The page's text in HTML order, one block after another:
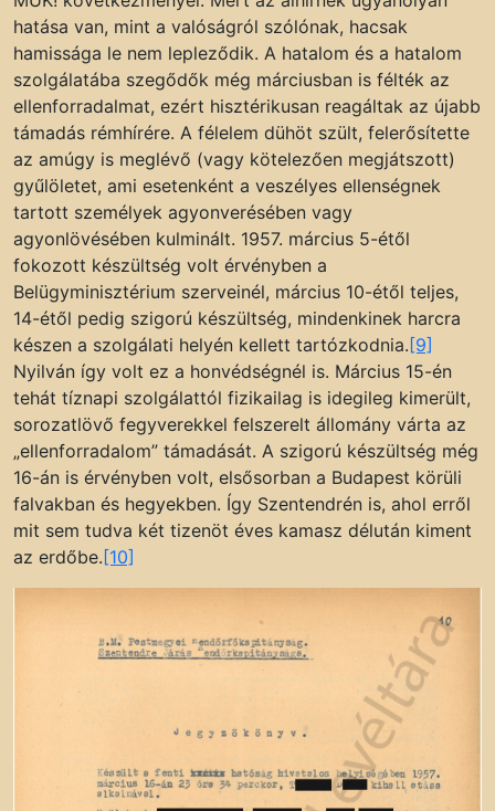
hatása van, mint a valóságról szólónak, hacsak
hamissága le nem lepleződik. A hatalom és a hatalom
szolgálatába szegődők még márciusban is félték az
ellenforradalmat, ezért hisztérikusan reagáltak az újabb
támadás rémhírére. A félelem dühöt szült, felerősítette
az amúgy is meglévő (vagy kötelezően megjátszott)
gyűlöletet, ami esetenként a veszélyes ellenségnek
tartott személyek agyonverésében vagy
agyonlövésében kulminált. 1957. március 5-étől
fokozott készültség volt érvényben a
Belügyminisztérium szerveinél, március 10-étől teljes,
14-étől pedig szigorú készültség, mindenkinek harcra
készen a szolgálati helyén kellett tartózkodnia. [9]
Nyilván így volt ez a honvédségnél is. Március 15-én
tehát tíznapi szolgálattól fizikailag is idegileg kimerült,
sorozatlövő fegyverekkel felszerelt állomány várta az
„ellenforradalom” támadását. A szigorú készültség még
16-án is érvényben volt, elsősorban a Budapest körüli
falvakban és hegyekben. Így Szentendrén is, ahol erről
mit sem tudva két tizenöt éves kamasz délután kiment
az erdőbe. [10]